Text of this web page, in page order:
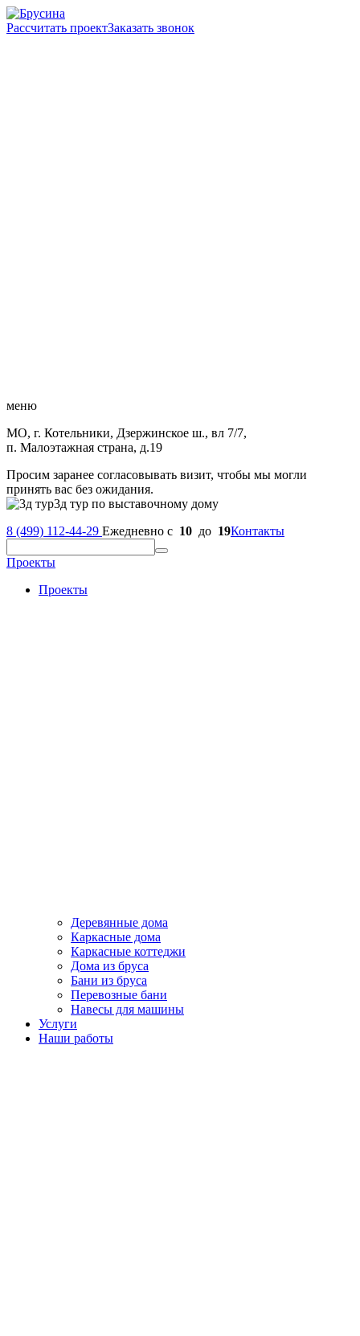
Рассчитать проектЗаказать звонок
меню
МО, г. Котельники, Дзержинское ш., вл 7/7,
п. Малоэтажная страна, д.19
Просим заранее согласовывать визит, чтобы мы могли
принять вас без ожидания.
3д тур по выставочному дому
8 (499) 112-44-29 Ежедневно с 10 до 19Контакты
Проекты
Проекты
Деревянные дома
Каркасные дома
Каркасные коттеджи
Дома из бруса
Бани из бруса
Перевозные бани
Навесы для машины
Услуги
Наши работы